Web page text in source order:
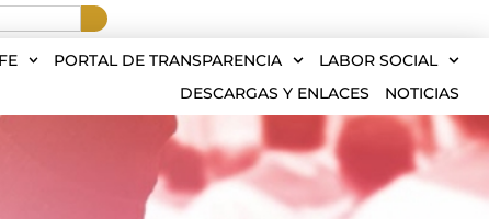
PORTAL DE TRANSPARENCIA
LABOR SOCIAL
DESCARGAS Y ENLACES
NOTICIAS